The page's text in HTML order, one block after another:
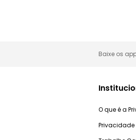
Baixe os
O que é a
Privacidade